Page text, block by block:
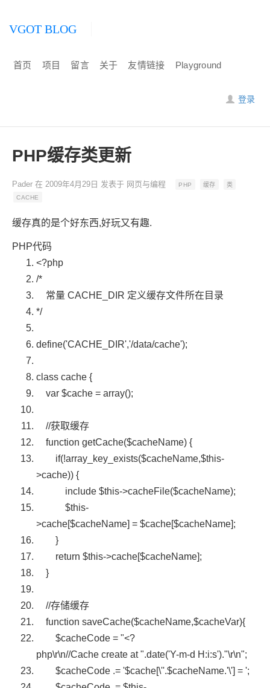
VGOT BLOG
首页 项目 留言 关于 友情链接 Playground
登录
PHP缓存类更新
Pader 在 2009年4月29日 发表于 网页与编程 PHP 缓存
类
CACHE
缓存真的是个好东西,好玩又有趣.
PHP代码
<?php
/*
常量 CACHE_DIR 定义缓存文件所在目录
*/
define('CACHE_DIR','/data/cache');
class cache {
var $cache = array();
//获取缓存
function getCache($cacheName) {
if(!array_key_exists($cacheName,$this-
>cache)) {
include $this->cacheFile($cacheName);
$this-
>cache[$cacheName] = $cache[$cacheName];
}
return $this->cache[$cacheName];
}
//存储缓存
function saveCache($cacheName,$cacheVar){
$cacheCode = "<?
php\r\n//Cache create at ".date('Y-m-d H:i:s')."\r\n";
$cacheCode .= '$cache[\''.$cacheName.'\'] = ';